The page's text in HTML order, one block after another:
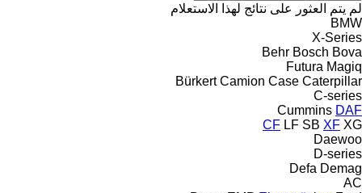
لم يتم العثور على نتائج لهذا الاستعلام
BMW
X-Series
Behr Bosch Bova
Futura Magiq
Bürkert Camion Case Caterpillar
C-series
Cummins DAF
CF LF SB XF XG
Daewoo
D-series
Defa Demag
AC